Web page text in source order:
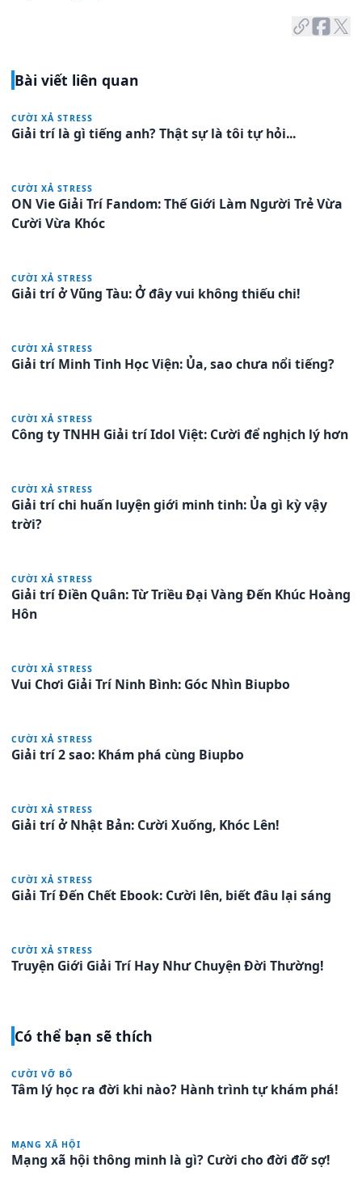
Bài viết liên quan
CƯỜI XẢ STRESS
Giải trí là gì tiếng anh? Thật sự là tôi tự hỏi...
CƯỜI XẢ STRESS
ON Vie Giải Trí Fandom: Thế Giới Làm Người Trẻ Vừa
Cười Vừa Khóc
CƯỜI XẢ STRESS
Giải trí ở Vũng Tàu: Ở đây vui không thiếu chi!
CƯỜI XẢ STRESS
Giải trí Minh Tinh Học Viện: Ủa, sao chưa nổi tiếng?
CƯỜI XẢ STRESS
Công ty TNHH Giải trí Idol Việt: Cười để nghịch lý hơn
CƯỜI XẢ STRESS
Giải trí chi huấn luyện giới minh tinh: Ủa gì kỳ vậy
trời?
CƯỜI XẢ STRESS
Giải trí Điền Quân: Từ Triều Đại Vàng Đến Khúc Hoàng
Hôn
CƯỜI XẢ STRESS
Vui Chơi Giải Trí Ninh Bình: Góc Nhìn Biupbo
CƯỜI XẢ STRESS
Giải trí 2 sao: Khám phá cùng Biupbo
CƯỜI XẢ STRESS
Giải trí ở Nhật Bản: Cười Xuống, Khóc Lên!
CƯỜI XẢ STRESS
Giải Trí Đến Chết Ebook: Cười lên, biết đâu lại sáng
CƯỜI XẢ STRESS
Truyện Giới Giải Trí Hay Như Chuyện Đời Thường!
Có thể bạn sẽ thích
CƯỜI VỠ BÔ
Tâm lý học ra đời khi nào? Hành trình tự khám phá!
MẠNG XÃ HỘI
Mạng xã hội thông minh là gì? Cười cho đời đỡ sợ!